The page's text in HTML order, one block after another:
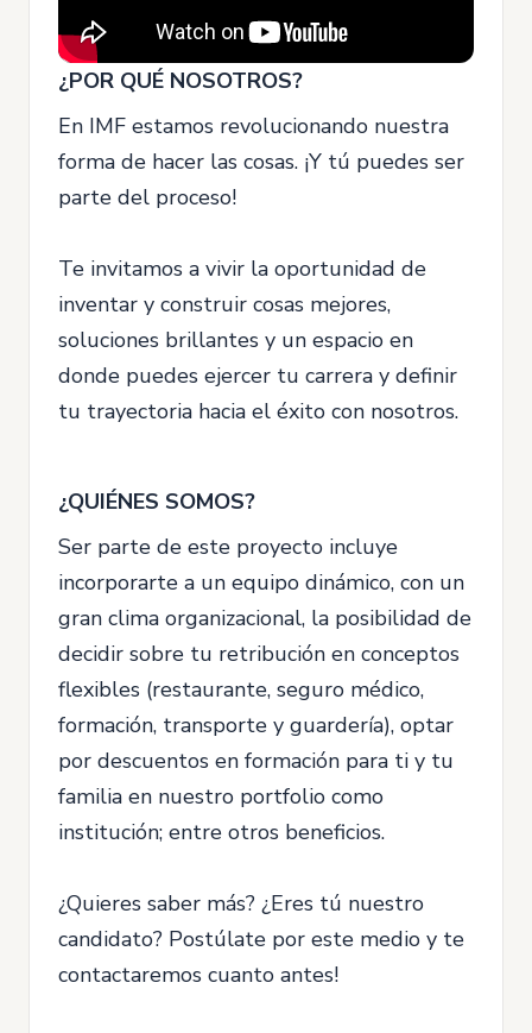
¿POR QUÉ NOSOTROS?
En IMF estamos revolucionando nuestra
forma de hacer las cosas. ¡Y tú puedes ser
parte del proceso!
Te invitamos a vivir la oportunidad de
inventar y construir cosas mejores,
soluciones brillantes y un espacio en
donde puedes ejercer tu carrera y definir
tu trayectoria hacia el éxito con nosotros.
¿QUIÉNES SOMOS?
Ser parte de este proyecto incluye
incorporarte a un equipo dinámico, con un
gran clima organizacional, la posibilidad de
decidir sobre tu retribución en conceptos
flexibles (restaurante, seguro médico,
formación, transporte y guardería), optar
por descuentos en formación para ti y tu
familia en nuestro portfolio como
institución; entre otros beneficios.
¿Quieres saber más? ¿Eres tú nuestro
candidato? Postúlate por este medio y te
contactaremos cuanto antes!